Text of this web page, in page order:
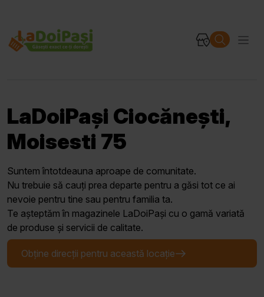
LaDoiPași Ciocănești,
Moisesti 75
Suntem întotdeauna aproape de comunitate.
Nu trebuie să cauți prea departe pentru a găsi tot ce ai
nevoie pentru tine sau pentru familia ta.
Te așteptăm în magazinele LaDoiPași cu o gamă variată
de produse și servicii de calitate.
Obține direcții pentru această locație